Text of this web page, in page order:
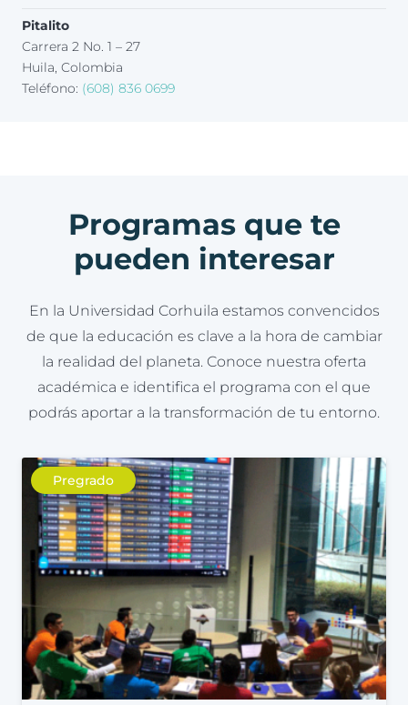
Pitalito
Carrera 2 No. 1 – 27
Huila, Colombia
Teléfono: (608) 836 0699
Programas que te
pueden interesar
En la Universidad Corhuila estamos convencidos
de que la educación es clave a la hora de cambiar
la realidad del planeta. Conoce nuestra oferta
académica e identifica el programa con el que
podrás aportar a la transformación de tu entorno.
Pregrado